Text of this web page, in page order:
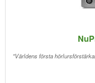
"Världens första